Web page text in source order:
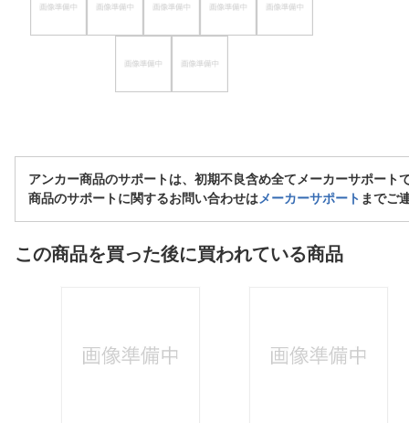
アンカー商品のサポートは、初期不良含め全てメーカーサポート
商品のサポートに関するお問い合わせはメーカーサポート までご
この商品を買った後に買われている商品